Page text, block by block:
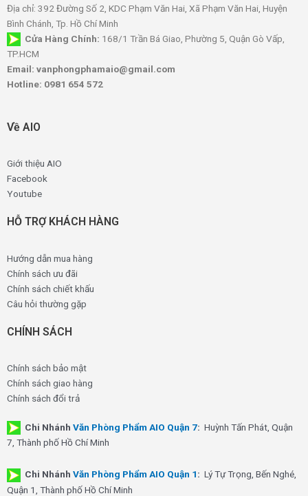
Địa chỉ: 392 Đường Số 2, KDC Phạm Văn Hai, Xã Phạm Văn Hai, Huyện
Bình Chánh, Tp. Hồ Chí Minh
Cửa Hàng Chính: 168/1 Trần Bá Giao, Phường 5, Quận Gò Vấp,
TP.HCM
Email: vanphongphamaio@gmail.com
Hotline: 0981 654 572
Về AIO
Giới thiệu AIO
Facebook
Youtube
HỖ TRỢ KHÁCH HÀNG
Hướng dẫn mua hàng
Chính sách ưu đãi
Chính sách chiết khấu
Câu hỏi thường gặp
CHÍNH SÁCH
Chính sách bảo mật
Chính sách giao hàng
Chính sách đổi trả
Chi Nhánh Văn Phòng Phẩm AIO Quận 7: Huỳnh Tấn Phát, Quận
7, Thành phố Hồ Chí Minh
Chi Nhánh Văn Phòng Phẩm AIO Quận 1: Lý Tự Trọng, Bến Nghé,
Quận 1, Thành phố Hồ Chí Minh